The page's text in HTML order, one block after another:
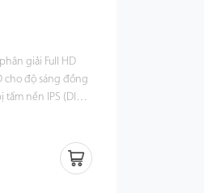
giải Full HD
cho độ sáng đồng
nền IPS (DID)